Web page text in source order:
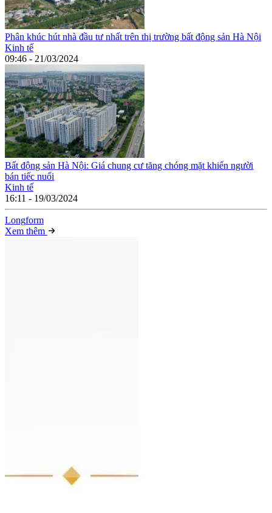
Phân khúc hút nhà đầu tư nhất trên thị trường bất động sản Hà Nội
Kinh tế
09:46 - 21/03/2024
Bất động sản Hà Nội: Giá chung cư tăng chóng mặt khiến người
bán tiếc nuối
Kinh tế
16:11 - 19/03/2024
Longform
Xem thêm